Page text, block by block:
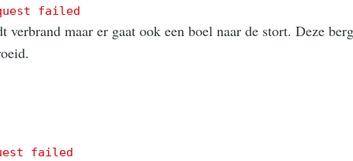
failed
maar er gaat ook een boel naar de stort. Deze
failed